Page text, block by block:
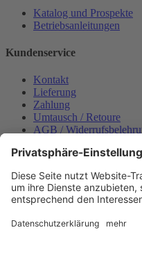
Katalog und Prospekte
Betriebsanleitungen
Kundenservice
Kontakt
Lieferung
Zahlung
Umtausch / Retoure
AGB /
Datenschutzerklärung
Bestellung widerrufen
Mein konto